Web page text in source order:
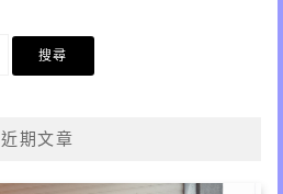
近期文章